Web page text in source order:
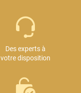
Des experts à
votre disposition